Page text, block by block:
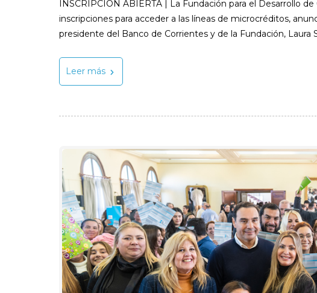
INSCRIPCIÓN ABIERTA | La Fundación para el Desarrollo
inscripciones para acceder a las líneas de microcréditos,
presidente del Banco de Corrientes y de la Fundación, Laura
Leer más